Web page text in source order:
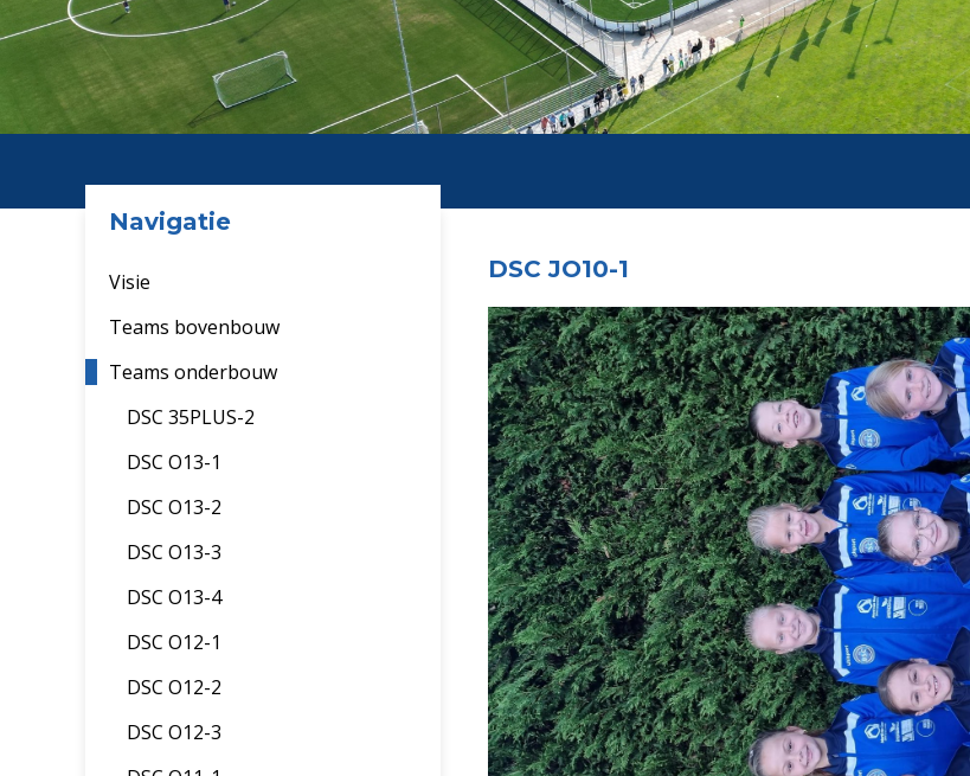
Navigatie
Visie
Teams bovenbouw
Teams onderbouw
DSC 35PLUS-2
DSC O13-1
DSC O13-2
DSC O13-3
DSC O13-4
DSC O12-1
DSC O12-2
DSC O12-3
DSC JO10-1